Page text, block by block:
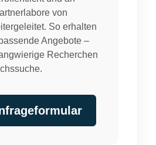
von
So erhalten
Angebote –
Recherchen